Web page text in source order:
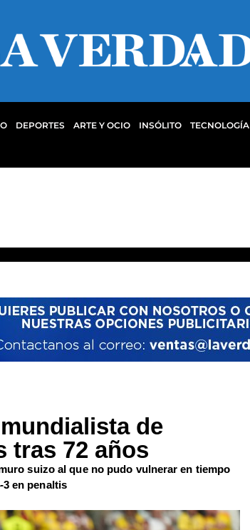
DEPORTES ARTE Y OCIO INSÓLITO TECNOLOGÍA
de
tras 72 años
suizo al que no pudo vulnerar en tiempo
en penaltis